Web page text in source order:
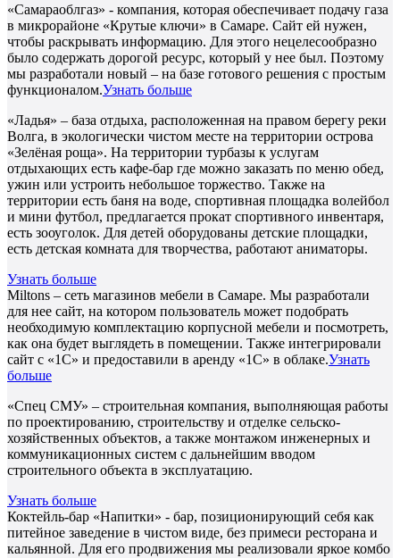
«Самараоблгаз» - компания, которая обеспечивает подачу газа
в микрорайоне «Крутые ключи» в Самаре. Сайт ей нужен,
чтобы раскрывать информацию. Для этого нецелесообразно
было содержать дорогой ресурс, который у нее был. Поэтому
мы разработали новый – на базе готового решения с простым
функционалом.Узнать больше
«Ладья» – база отдыха, расположенная на правом берегу реки
Волга, в экологически чистом месте на территории острова
«Зелёная роща». На территории турбазы к услугам
отдыхающих есть кафе-бар где можно заказать по меню обед,
ужин или устроить небольшое торжество. Также на
территории есть баня на воде, спортивная площадка волейбол
и мини футбол, предлагается прокат спортивного инвентаря,
есть зооуголок. Для детей оборудованы детские площадки,
есть детская комната для творчества, работают аниматоры.
Узнать больше
Miltons – сеть магазинов мебели в Самаре. Мы разработали
для нее сайт, на котором пользователь может подобрать
необходимую комплектацию корпусной мебели и посмотреть,
как она будет выглядеть в помещении. Также интегрировали
сайт с «1С» и предоставили в аренду «1С» в облаке.Узнать
больше
«Спец СМУ» – строительная компания, выполняющая работы
по проектированию, строительству и отделке сельско-
хозяйственных объектов, а также монтажом инженерных и
коммуникационных систем с дальнейшим вводом
строительного объекта в эксплуатацию.
Узнать больше
Коктейль-бар «Напитки» - бар, позиционирующий себя как
питейное заведение в чистом виде, без примеси ресторана и
кальянной. Для его продвижения мы реализовали яркое комбо